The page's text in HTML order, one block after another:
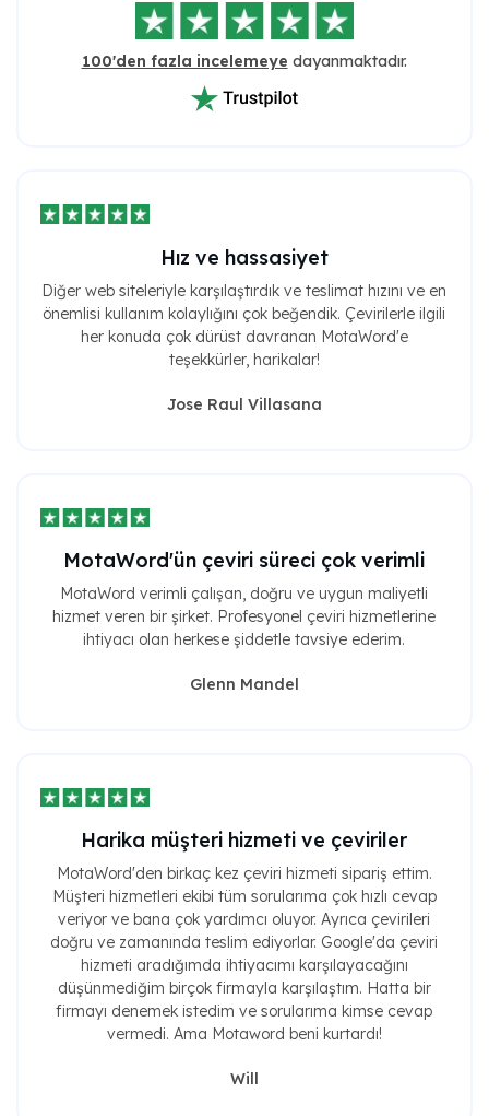
100'den fazla incelemeye dayanmaktadır.
Hız ve hassasiyet
Diğer web siteleriyle karşılaştırdık ve teslimat hızını ve en
önemlisi kullanım kolaylığını çok beğendik. Çevirilerle ilgili
her konuda çok dürüst davranan MotaWord'e
teşekkürler, harikalar!
Jose Raul Villasana
MotaWord'ün çeviri süreci çok verimli
MotaWord verimli çalışan, doğru ve uygun maliyetli
hizmet veren bir şirket. Profesyonel çeviri hizmetlerine
ihtiyacı olan herkese şiddetle tavsiye ederim.
Glenn Mandel
Harika müşteri hizmeti ve çeviriler
MotaWord'den birkaç kez çeviri hizmeti sipariş ettim.
Müşteri hizmetleri ekibi tüm sorularıma çok hızlı cevap
veriyor ve bana çok yardımcı oluyor. Ayrıca çevirileri
doğru ve zamanında teslim ediyorlar. Google'da çeviri
hizmeti aradığımda ihtiyacımı karşılayacağını
düşünmediğim birçok firmayla karşılaştım. Hatta bir
firmayı denemek istedim ve sorularıma kimse cevap
vermedi. Ama Motaword beni kurtardı!
Will